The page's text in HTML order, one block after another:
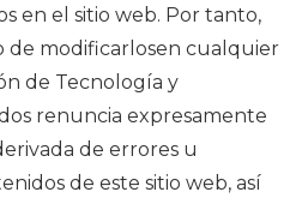
en el sitio web. Por tanto,
de modificarlosen cualquier
de Tecnología y
renuncia expresamente
de errores u
de este sitio web, así